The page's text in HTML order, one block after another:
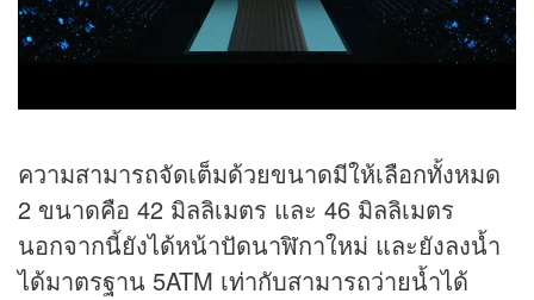
ความสามารถจัดเต็มด้วยขนาดมีให้เลือกทั้งหมด
2 ขนาดคือ 42 มิลลิเมตร และ 46 มิลลิเมตร
นอกจากนี้ยังได้หน้าปัดนาฬิกาใหม่ และยังลงน้ำ
ได้มาตรฐาน 5ATM เท่ากับสามารถว่ายน้ำได้